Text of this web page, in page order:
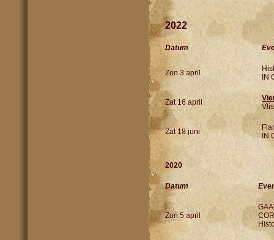
2022
Datum
Zon 3 april
IN
Zat 16 april
Zat 18 juni
IN
2020
Datum
Zon 5 april